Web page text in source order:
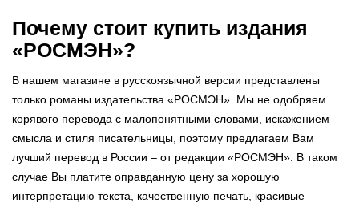
Почему стоит купить издания
«РОСМЭН»?
В нашем магазине в русскоязычной версии представлены
только романы издательства «РОСМЭН». Мы не одобряем
корявого перевода с малопонятными словами, искажением
смысла и стиля писательницы, поэтому предлагаем Вам
лучший перевод в России – от редакции «РОСМЭН». В таком
случае Вы платите оправданную цену за хорошую
интерпретацию текста, качественную печать, красивые